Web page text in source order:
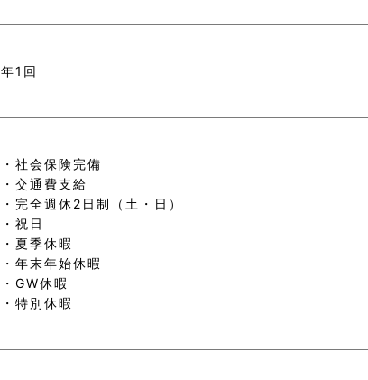
年1回
・社会保険完備
・交通費支給
・完全週休2日制（土・日）
・祝日
・夏季休暇
・年末年始休暇
・GW休暇
・特別休暇